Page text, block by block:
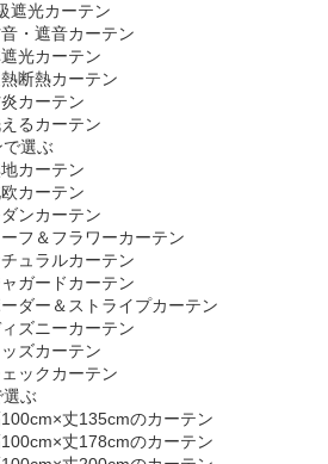
遮光カーテン
・遮音カーテン
光カーテン
断熱カーテン
カーテン
るカーテン
選ぶ
カーテン
カーテン
ンカーテン
ーフ＆フラワーカーテン
ュラルカーテン
ガードカーテン
ダー＆ストライプカーテン
ズニーカーテン
ズカーテン
ックカーテン
選ぶ
丈135cmのカーテン
丈178cmのカーテン